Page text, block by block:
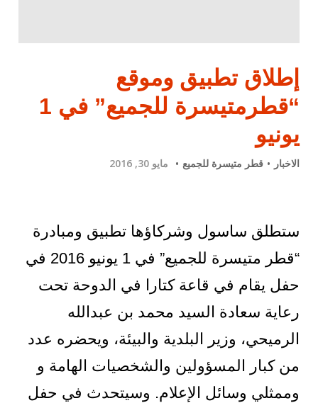
إطلاق تطبيق وموقع
“قطرمتيسرة للجميع” في 1
يونيو
الاخبار قطر متيسرة للجميع مايو 30, 2016
ستطلق ساسول وشركاؤها تطبيق ومبادرة
“قطر متيسرة للجميع” في 1 يونيو 2016 في
حفل يقام في قاعة كتارا في الدوحة تحت
رعاية سعادة السيد محمد بن عبدالله
الرميحي، وزير البلدية والبيئة، ويحضره عدد
من كبار المسؤولين والشخصيات الهامة و
وممثلي وسائل الإعلام. وسيتحدث في حفل